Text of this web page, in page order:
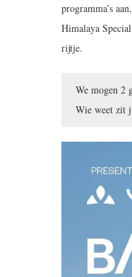
programma’s
Himalaya
rijtje.
We mogen 2
Wie weet zit